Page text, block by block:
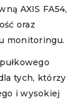
AXIS FA54,
oraz
monitoringu.
tych, którzy
i wysokiej